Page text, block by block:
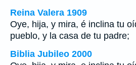
Reina Valera 1909
Oye, hija, y mira, é inclina tu
pueblo, y la casa de tu padre;
Biblia Jubileo 2000